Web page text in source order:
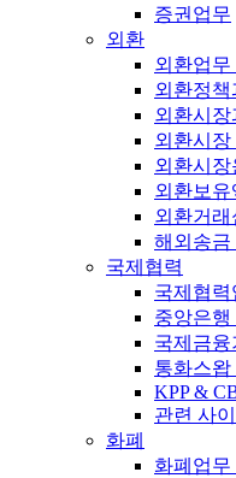
증권업무
외환
외환업무
외환정책
외환시장
외환시장
외환시장
외환보유
외환거래
해외송금
국제협력
국제협력
중앙은행
국제금융
통화스왑
KPP &
관련 사
화폐
화폐업무